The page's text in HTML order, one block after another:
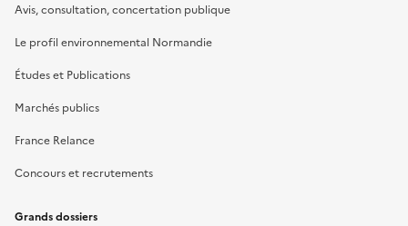
Avis, consultation, concertation publique
Le profil environnemental Normandie
Études et Publications
Marchés publics
France Relance
Concours et recrutements
Grands dossiers